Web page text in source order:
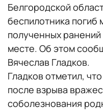
Белгородской
беспилотника
полученных
месте. Об этом
Вячеслав Гладков.
Гладков отметил,
после взрыва
соболезнования